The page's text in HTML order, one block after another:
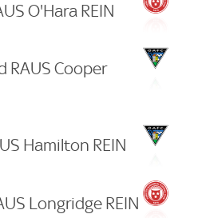
O'Hara REIN
RAUS Cooper
Hamilton REIN
Longridge REIN